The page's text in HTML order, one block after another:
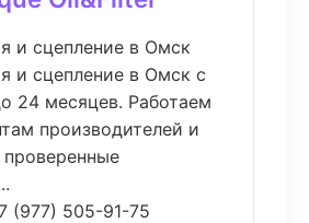
и сцепление в Омск
и сцепление в Омск с
24 месяцев. Работаем
производителей и
(977) 505-91-75